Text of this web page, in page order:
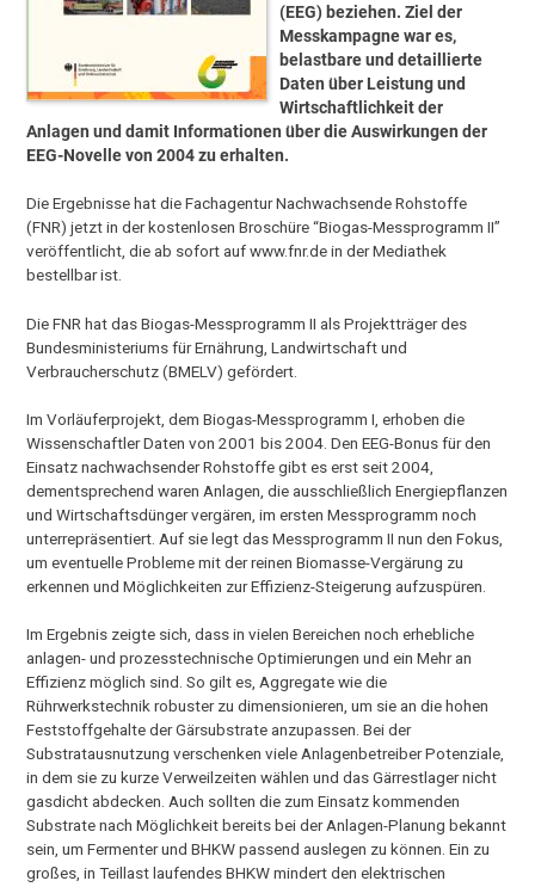
(EEG) beziehen. Ziel der
Messkampagne war es,
belastbare und detaillierte
Daten über Leistung und
Wirtschaftlichkeit der
Anlagen und damit Informationen über die Auswirkungen der
EEG-Novelle von 2004 zu erhalten.
Die Ergebnisse hat die Fachagentur Nachwachsende Rohstoffe
(FNR) jetzt in der kostenlosen Broschüre “Biogas-Messprogramm II”
veröffentlicht, die ab sofort auf www.fnr.de in der Mediathek
bestellbar ist.
Die FNR hat das Biogas-Messprogramm II als Projektträger des
Bundesministeriums für Ernährung, Landwirtschaft und
Verbraucherschutz (BMELV) gefördert.
Im Vorläuferprojekt, dem Biogas-Messprogramm I, erhoben die
Wissenschaftler Daten von 2001 bis 2004. Den EEG-Bonus für den
Einsatz nachwachsender Rohstoffe gibt es erst seit 2004,
dementsprechend waren Anlagen, die ausschließlich Energiepflanzen
und Wirtschaftsdünger vergären, im ersten Messprogramm noch
unterrepräsentiert. Auf sie legt das Messprogramm II nun den Fokus,
um eventuelle Probleme mit der reinen Biomasse-Vergärung zu
erkennen und Möglichkeiten zur Effizienz-Steigerung aufzuspüren.
Im Ergebnis zeigte sich, dass in vielen Bereichen noch erhebliche
anlagen- und prozesstechnische Optimierungen und ein Mehr an
Effizienz möglich sind. So gilt es, Aggregate wie die
Rührwerkstechnik robuster zu dimensionieren, um sie an die hohen
Feststoffgehalte der Gärsubstrate anzupassen. Bei der
Substratausnutzung verschenken viele Anlagenbetreiber Potenziale,
in dem sie zu kurze Verweilzeiten wählen und das Gärrestlager nicht
gasdicht abdecken. Auch sollten die zum Einsatz kommenden
Substrate nach Möglichkeit bereits bei der Anlagen-Planung bekannt
sein, um Fermenter und BHKW passend auslegen zu können. Ein zu
großes, in Teillast laufendes BHKW mindert den elektrischen